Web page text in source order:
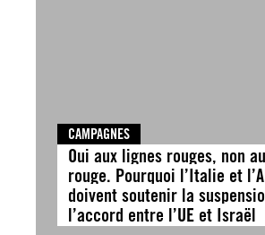
CAMPAGNES
Oui aux lignes rouges, non
rouge. Pourquoi l’Italie et
doivent soutenir la
l’accord entre l’UE et Israël